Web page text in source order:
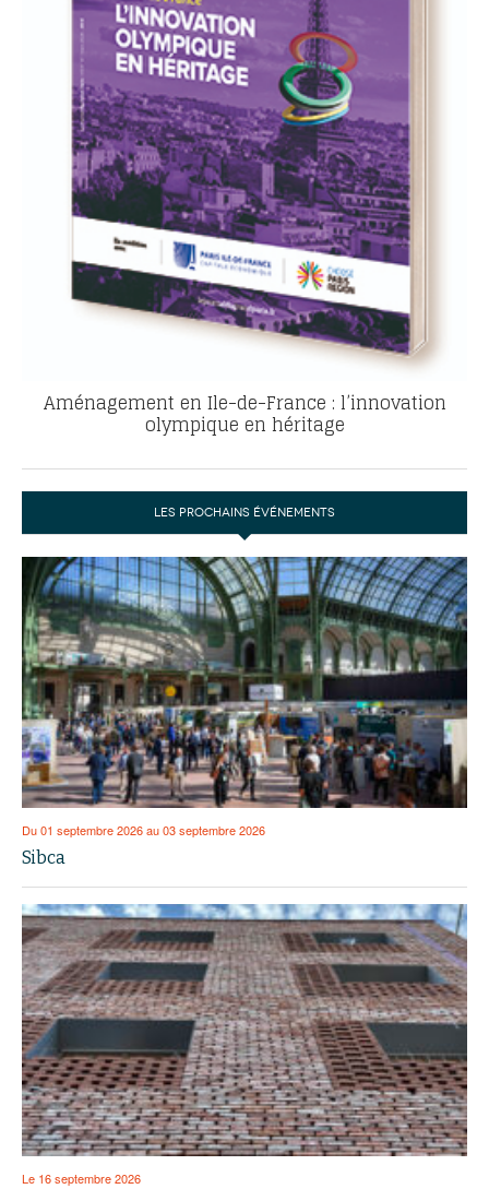
Aménagement en Ile-de-France : l’innovation
olympique en héritage
LES PROCHAINS ÉVÉNEMENTS
Du 01 septembre 2026 au 03 septembre 2026
Sibca
Le 16 septembre 2026